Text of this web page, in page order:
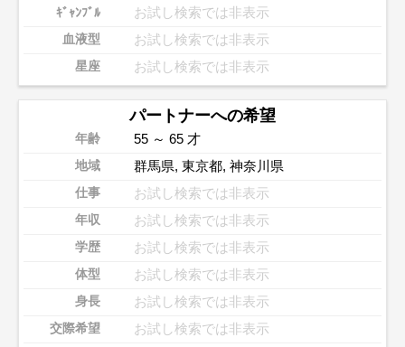
ｷﾞｬﾝﾌﾞﾙ お試し検索では非表示
血液型 お試し検索では非表示
星座 お試し検索では非表示
パートナーへの希望
年齢 55 ～ 65 才
地域 群馬県, 東京都, 神奈川県
仕事 お試し検索では非表示
年収 お試し検索では非表示
学歴 お試し検索では非表示
体型 お試し検索では非表示
身長 お試し検索では非表示
交際希望 お試し検索では非表示